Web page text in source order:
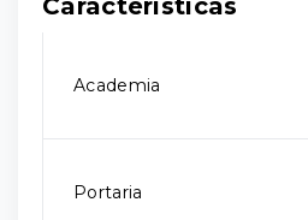
Características
Academia
Portaria